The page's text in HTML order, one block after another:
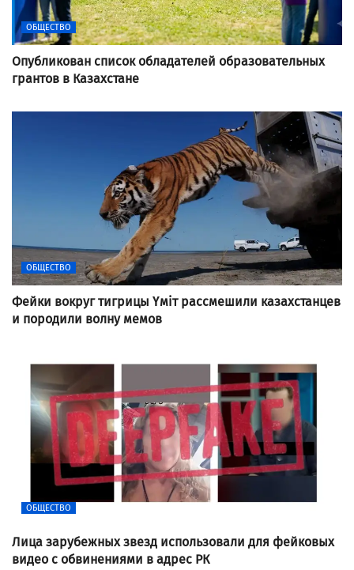
ОБЩЕСТВО
Опубликован список обладателей образовательных
грантов в Казахстане
ОБЩЕСТВО
Фейки вокруг тигрицы Үміт рассмешили казахстанцев
и породили волну мемов
ОБЩЕСТВО
Лица зарубежных звезд использовали для фейковых
видео с обвинениями в адрес РК